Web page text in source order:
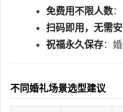
免费用不限人数
扫码即用，无需
祝福永久保存：
不同婚礼场景选型建议